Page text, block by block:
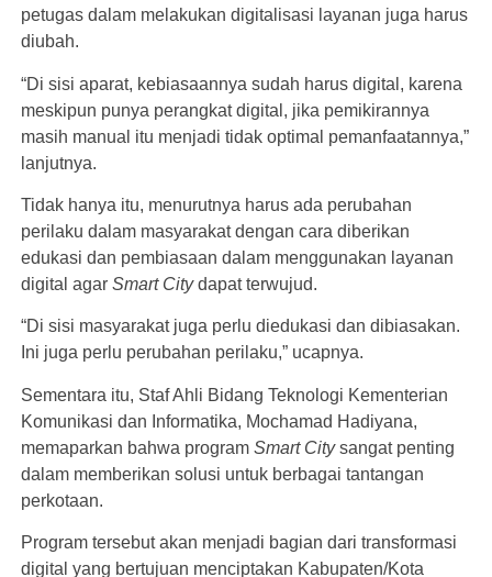
petugas dalam melakukan digitalisasi layanan juga harus
diubah.
“Di sisi aparat, kebiasaannya sudah harus digital, karena
meskipun punya perangkat digital, jika pemikirannya
masih manual itu menjadi tidak optimal pemanfaatannya,”
lanjutnya.
Tidak hanya itu, menurutnya harus ada perubahan
perilaku dalam masyarakat dengan cara diberikan
edukasi dan pembiasaan dalam menggunakan layanan
digital agar Smart Citydapat terwujud.
“Di sisi masyarakat juga perlu diedukasi dan dibiasakan.
Ini juga perlu perubahan perilaku,” ucapnya.
Sementara itu, Staf Ahli Bidang Teknologi Kementerian
Komunikasi dan Informatika, Mochamad Hadiyana,
memaparkan bahwa program Smart Citysangat penting
dalam memberikan solusi untuk berbagai tantangan
perkotaan.
Program tersebut akan menjadi bagian dari transformasi
digital yang bertujuan menciptakan Kabupaten/Kota